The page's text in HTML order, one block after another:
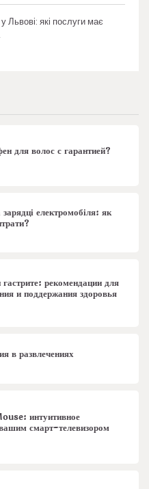
Львові: які послуги має
для волос с гарантией?
електромобіля: як
рекомендации для
и поддержания здоровья
в развлечениях
интуитивное
смарт-телевизором